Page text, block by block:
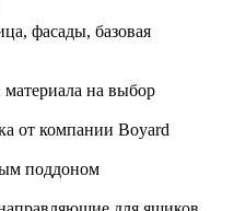
фасады, базовая
на выбор
от компании Boyard
поддоном